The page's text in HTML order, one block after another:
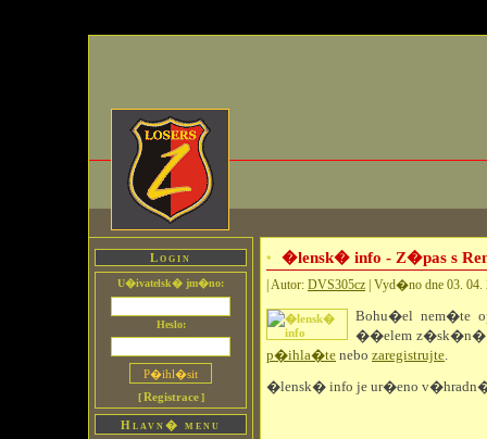
Login
U�ivatelsk� jm�no:
Heslo:
[ Registrace ]
Hlavn� menu
�lensk� info - Z�pas s
| Autor: DVS305cz | Vyd�no dne 03. 04.
Bohu�el
��elem z�sk�n�
p�ihla�te nebo zaregistrujte.
�lensk� info je ur�eno